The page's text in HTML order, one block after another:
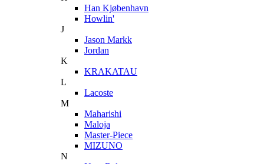
Han Kjøbenhavn
Howlin'
J
Jason Markk
Jordan
K
KRAKATAU
L
Lacoste
M
Maharishi
Maloja
Master-Piece
MIZUNO
N